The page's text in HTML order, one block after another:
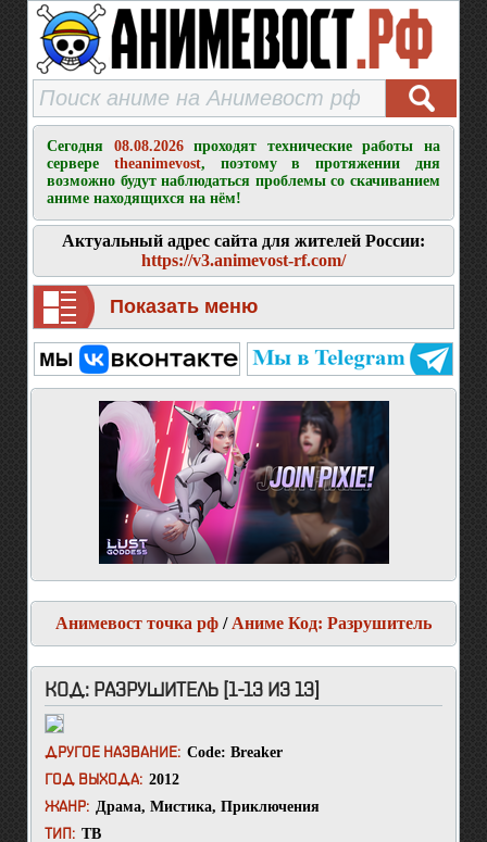
Сегодня 08.08.2026проходят технические работы на
сервере theanimevost, поэтому в протяжении дня
возможно будут наблюдаться проблемы со скачиванием
аниме находящихся на нём!
Актуальный адрес сайта для жителей России:
https://v3.animevost-rf.com/
Показать меню
Анимевост точка рф / Аниме Код: Разрушитель
КОД: РАЗРУШИТЕЛЬ [1-13 ИЗ 13]
ДРУГОЕ НАЗВАНИЕ: Code: Breaker
ГОД ВЫХОДА: 2012
ЖАНР: Драма, Мистика, Приключения
ТИП: ТВ